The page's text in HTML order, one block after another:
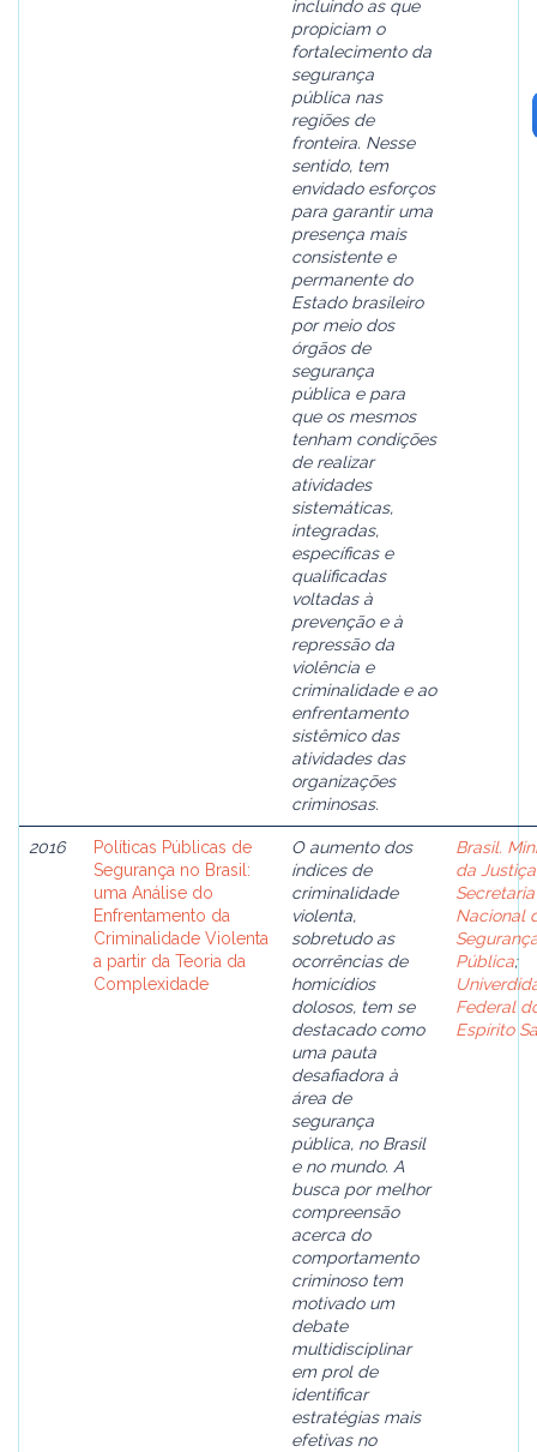
incluindo as que
propiciam o
fortalecimento da
segurança
pública nas
regiões de
fronteira. Nesse
sentido, tem
envidado esforços
para garantir uma
presença mais
consistente e
permanente do
Estado brasileiro
por meio dos
órgãos de
segurança
pública e para
que os mesmos
tenham condições
de realizar
atividades
sistemáticas,
integradas,
específicas e
qualificadas
voltadas à
prevenção e à
repressão da
violência e
criminalidade e ao
enfrentamento
sistêmico das
atividades das
organizações
criminosas.
2016
Políticas Públicas de
Segurança no Brasil:
uma Análise do
Enfrentamento da
Criminalidade Violenta
a partir da Teoria da
Complexidade
O aumento dos
índices de
criminalidade
violenta,
sobretudo as
ocorrências de
homicídios
dolosos, tem se
destacado como
uma pauta
desafiadora à
área de
segurança
pública, no Brasil
e no mundo. A
busca por melhor
compreensão
acerca do
comportamento
criminoso tem
motivado um
debate
multidisciplinar
em prol de
identificar
estratégias mais
efetivas no
Brasil.
da Justiça
Secretaria
Nacional
Pública;
Federal
Espírito